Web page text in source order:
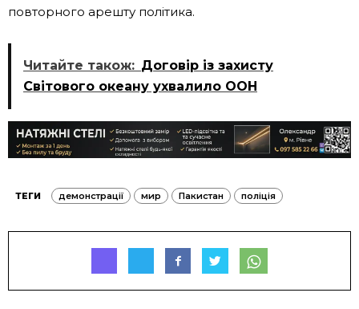
повторного арешту політика.
Читайте також: Договір із захисту
Світового океану ухвалило ООН
ТЕГИ демонстрації мир Пакистан поліція